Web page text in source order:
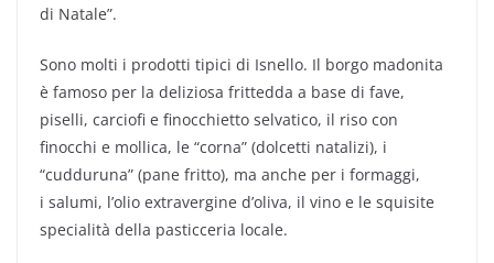
di Natale”.
Sono molti i prodotti tipici di Isnello. Il borgo madonita
è famoso per la deliziosa frittedda a base di fave,
piselli, carciofi e finocchietto selvatico, il riso con
finocchi e mollica, le “corna” (dolcetti natalizi), i
“cudduruna” (pane fritto), ma anche per i formaggi,
i salumi, l’olio extravergine d’oliva, il vino e le squisite
specialità della pasticceria locale.